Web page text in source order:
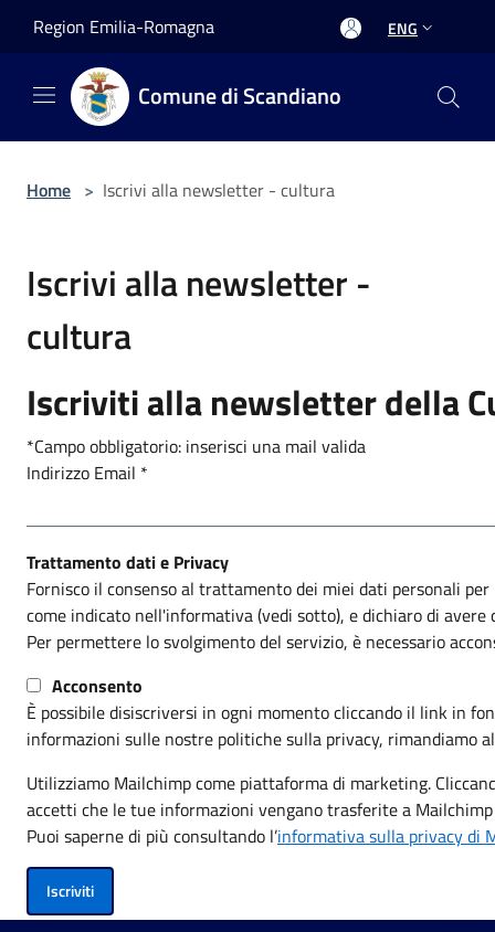
Region Emilia-Romagna ENG
Comune di Scandiano
Home > Iscrivi alla newsletter - cultura
Iscrivi alla newsletter -
cultura
Iscriviti alla newsletter della
*Campo obbligatorio: inserisci una mail valida
Indirizzo Email *
Trattamento dati e Privacy
Fornisco il consenso al trattamento dei miei dati personali
come indicato nell'informativa (vedi sotto), e dichiaro di avere
Per permettere lo svolgimento del servizio, è necessario
Acconsento
È possibile disiscriversi in ogni momento cliccando il link in
informazioni sulle nostre politiche sulla privacy, rimandiamo
Utilizziamo Mailchimp come piattaforma di marketing.
accetti che le tue informazioni vengano trasferite a
Puoi saperne di più consultando l’informativa sulla privacy di